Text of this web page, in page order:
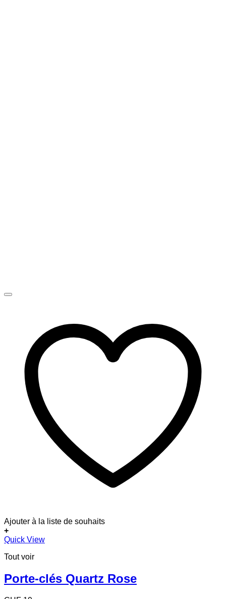
Ajouter à la liste de souhaits
+
Ce
a
variations.
Les
Quick View
Tout voir
Porte-clés Quartz Rose